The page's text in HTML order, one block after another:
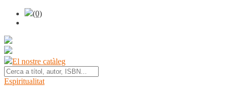
(0)
El nostre catàleg
Espiritualitat